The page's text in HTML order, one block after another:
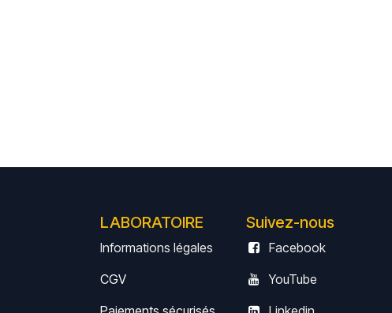
LABORATOIRE
Informations légales
CGV
Suivez-nous
Facebook
YouTube